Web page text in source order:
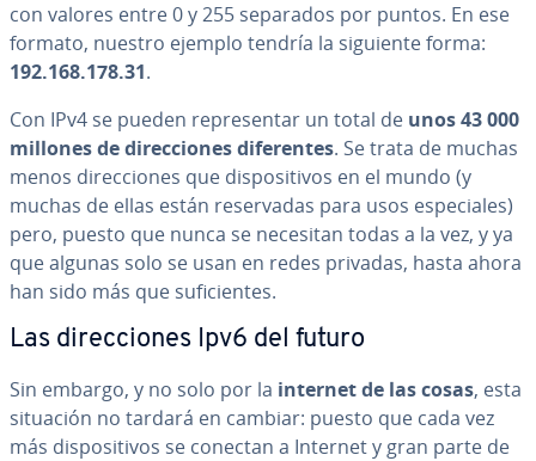
con valores entre 0 y 255 separados por puntos. En ese
formato, nuestro ejemplo tendría la siguiente forma:
192.168.178.31.
Con IPv4 se pueden re­pre­se­n­tar un total de unos 43 000
millones de di­re­c­cio­nes di­fe­re­n­tes. Se trata de muchas
menos di­re­c­cio­nes que di­s­po­si­ti­vos en el mundo (y
muchas de ellas están re­se­r­va­das para usos es­pe­cia­les)
pero, puesto que nunca se necesitan todas a la vez, y ya
que algunas solo se usan en redes privadas, hasta ahora
han sido más que su­fi­cie­n­tes.
Las di­re­c­cio­nes Ipv6 del futuro
Sin embargo, y no solo por la internet de las cosas, esta
situación no tardará en cambiar: puesto que cada vez
más di­s­po­si­ti­vos se conectan a Internet y gran parte de